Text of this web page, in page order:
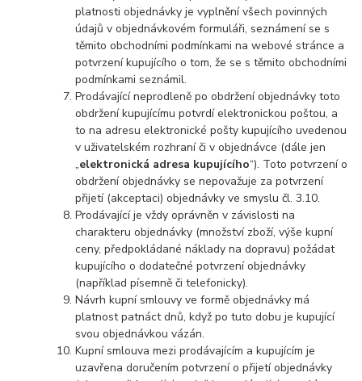
platnosti objednávky je vyplnění všech povinných
údajů v objednávkovém formuláři, seznámení se s
těmito obchodními podmínkami na webové stránce a
potvrzení kupujícího o tom, že se s těmito obchodními
podmínkami seznámil.
Prodávající neprodleně po obdržení objednávky toto
obdržení kupujícímu potvrdí elektronickou poštou, a
to na adresu elektronické pošty kupujícího uvedenou
v uživatelském rozhraní či v objednávce (dále jen
„elektronická adresa kupujícího“). Toto potvrzení o
obdržení objednávky se nepovažuje za potvrzení
přijetí (akceptaci) objednávky ve smyslu čl. 3.10.
Prodávající je vždy oprávněn v závislosti na
charakteru objednávky (množství zboží, výše kupní
ceny, předpokládané náklady na dopravu) požádat
kupujícího o dodatečné potvrzení objednávky
(například písemně či telefonicky).
Návrh kupní smlouvy ve formě objednávky má
platnost patnáct dnů, když po tuto dobu je kupující
svou objednávkou vázán.
Kupní smlouva mezi prodávajícím a kupujícím je
uzavřena doručením potvrzení o přijetí objednávky